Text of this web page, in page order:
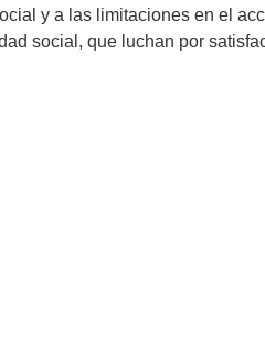
y a las limitaciones en el
social, que luchan por